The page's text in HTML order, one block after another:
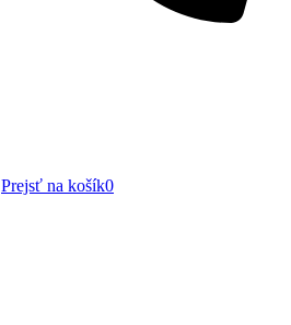
Prejsť na košík0